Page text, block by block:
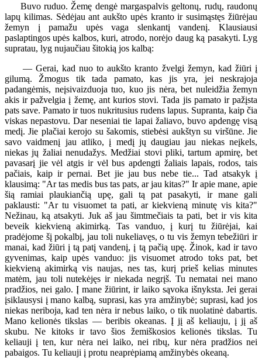
Buvo ruduo. Žemę dengė margaspalvis geltonų, rudų, raudonų
lapų kilimas. Sėdėjau ant aukšto upės kranto ir susimąstęs žiūrėjau
žemyn į pamažu upės vaga slenkantį vandenį. Klausiausi
paslaptingos upės kalbos, kuri, atrodo, norėjo daug ką pasakyti. Lyg
supratau, lyg nujaučiau šitokią jos kalbą:
— Gerai, kad nuo to aukšto kranto žvelgi žemyn, kad žiūri į
gilumą. Žmogus tik tada pamato, kas jis yra, jei neskrajoja
padangėmis, neįsivaizduoja tuo, kuo jis nėra, bet nuleidžia žemyn
akis ir pažvelgia į žemę, ant kurios stovi. Tada jis pamato ir pažįsta
pats save. Pamato ir tuos nukritusius rudens lapus. Supranta, kaip čia
viskas nepastovu. Dar neseniai tie lapai žaliavo, buvo apdengę visą
medį. Jie plačiai kerojo su šakomis, stiebėsi aukštyn su viršūne. Jie
savo vaidmenį jau atliko, į medį jų daugiau jau niekas neįkels,
niekas jų žaliai nenudažys. Medžiai stovi pliki, tartum apmirę, bet
pavasarį jie vėl atgis ir vėl bus apdengti žaliais lapais, rodos, tais
pačiais, kaip ir pernai. Bet jie jau bus nebe tie... Tad atsakyk į
klausimą: "Ar tas medis bus tas pats, ar jau kitas?" Ir apie mane, apie
šią ramiai plaukiančią upę, gali tą pat pasakyti, ir mane gali
paklausti: "Ar tu visuomet ta pati, ar kiekvieną minutę vis kita?"
Nežinau, ką atsakyti. Juk aš jau šimtmečiais ta pati, bet ir vis kita
beveik kiekvieną akimirką. Tas vanduo, į kurį tu žiūrėjai, kai
pradėjome šį pokalbį, jau toli nukeliavęs, o tu vis žemyn tebežiūri ir
manai, kad žiūri į tą patį vandenį, į tą pačią upę. Žinok, kad ir tavo
gyvenimas, kaip upės vanduo: jis visuomet atrodo toks pat, bet
kiekvieną akimirką vis naujas, nes tas, kurį prieš kelias minutes
matėm, jau toli nutekėjęs ir niekada negrįš. Tu nematai nei mano
pradžios, nei galo. Į mane žiūrint, ir laiko sąvoka išnyksta. Jei gerai
įsiklausysi į mano kalbą, suprasi, kas yra amžinybė; suprasi, kad jos
niekas neriboja, kad ten nėra ir nebus laiko, o tik nuolatinė dabartis.
Mano kelionės tikslas — beribis okeanas. Į jį aš keliauju, į jį aš
skubu. Ne kitoks ir tavo šios žemiškosios kelionės tikslas. Tu
keliauji į ten, kur nėra nei laiko, nei ribų, kur nėra pradžios nei
pabaigos. Tu keliauji į protu neaprėpiamą amžinybės okeaną.